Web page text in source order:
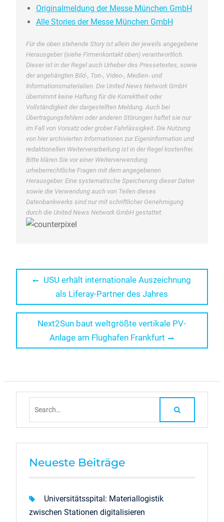
Originalmeldung der Messe München GmbH
Alle Stories der Messe München GmbH
Für die oben stehende Story ist allein der jeweils angegebene
Herausgeber (siehe Firmenkontakt oben) verantwortlich.
Dieser ist in der Regel auch Urheber des Pressetextes, sowie
der angehängten Bild-, Ton-, Video-, Medien- und
Informationsmaterialien. Die United News Network GmbH
übernimmt keine Haftung für die Korrektheit oder
Vollständigkeit der dargestellten Meldung. Auch bei
Übertragungsfehlern oder anderen Störungen haftet sie nur
im Fall von Vorsatz oder grober Fahrlässigkeit. Die Nutzung
von hier archivierten Informationen zur Eigeninformation und
redaktionellen Weiterverarbeitung ist in der Regel kostenfrei.
Bitte klären Sie vor einer Weiterverwendung
urheberrechtliche Fragen mit dem angegebenen
Herausgeber. Eine systematische Speicherung dieser Daten
sowie die Verwendung auch von Teilen dieses
Datenbankwerks sind nur mit schriftlicher Genehmigung
durch die United News Network GmbH gestattet.
Beitragsnavigation
Previous
post:
USU erhält internationale Auszeichnung
als Liferay-Partner des Jahres
Next
post:
Next2Sun baut weltgrößte vertikale PV-
Anlage am Flughafen Frankfurt
Neueste Beiträge
Universitätsspital: Materiallogistik
zwischen Stationen digitalisieren